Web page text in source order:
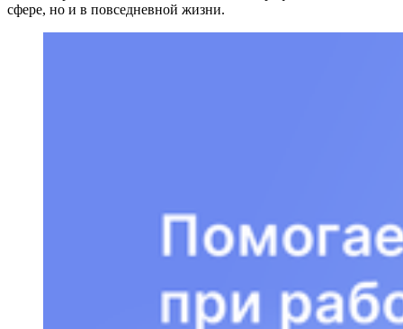
сфере, но и в повседневной жизни.